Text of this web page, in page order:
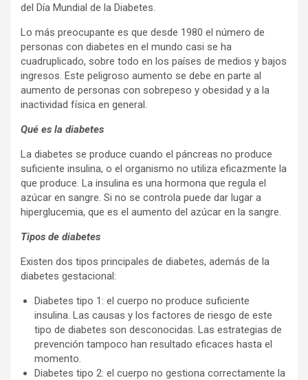
del Día Mundial de la Diabetes.
Lo más preocupante es que desde 1980 el número de
personas con diabetes en el mundo casi se ha
cuadruplicado, sobre todo en los países de medios y bajos
ingresos. Este peligroso aumento se debe en parte al
aumento de personas con sobrepeso y obesidad y a la
inactividad física en general.
Qué es la diabetes
La diabetes se produce cuando el páncreas no produce
suficiente insulina, o el organismo no utiliza eficazmente la
que produce. La insulina es una hormona que regula el
azúcar en sangre. Si no se controla puede dar lugar a
hiperglucemia, que es el aumento del azúcar en la sangre.
Tipos de diabetes
Existen dos tipos principales de diabetes, además de la
diabetes gestacional:
Diabetes tipo 1: el cuerpo no produce suficiente
insulina. Las causas y los factores de riesgo de este
tipo de diabetes son desconocidas. Las estrategias de
prevención tampoco han resultado eficaces hasta el
momento.
Diabetes tipo 2: el cuerpo no gestiona correctamente la